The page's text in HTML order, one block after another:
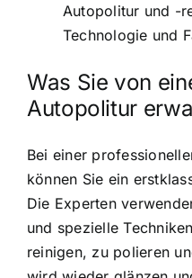
Autopolitur und -
Technologie und
Was Sie von
Autopolitur
Bei einer
können Sie ein
Die Experten
und spezielle
reinigen, zu polieren